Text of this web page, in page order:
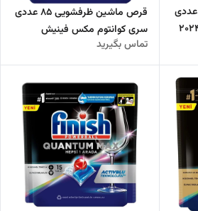
قرص ماشین ظرفشویی 40 عددی
قرص ماشین ظرفشویی 85 عددی
سری کوانتوم مکس فینیش
تماس بگیرید